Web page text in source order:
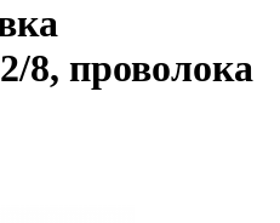
8, проволока